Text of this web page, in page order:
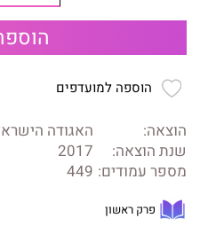
הוספה למועדפים
הוצאה:
האגודה
שנת הוצאה:
2017
מספר עמודים: 449
פרק ראשון